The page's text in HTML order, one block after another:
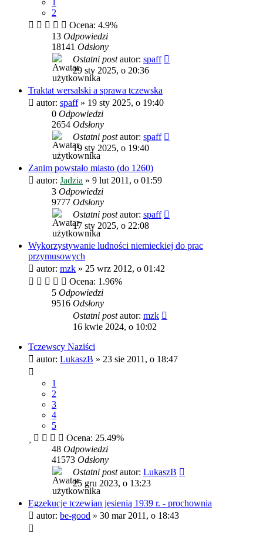
1
2
Ocena: 4.9%
13 Odpowiedzi
18141 Odsłony
Ostatni postautor: spaff
29 sty 2025, o 20:36
Traktat wersalski a sprawa tczewska
autor: spaff» 19 sty 2025, o 19:40
0 Odpowiedzi
2654 Odsłony
Ostatni postautor: spaff
19 sty 2025, o 19:40
Zanim powstało miasto (do 1260)
autor: Jadzia » 9 lut 2011, o 01:59
3 Odpowiedzi
9777 Odsłony
Ostatni postautor: spaff
17 sty 2025, o 22:08
Wykorzystywanie ludności niemieckiej do prac
przymusowych
autor: mzk » 25 wrz 2012, o 01:42
Ocena: 1.96%
5 Odpowiedzi
9516 Odsłony
Ostatni postautor: mzk
16 kwie 2024, o 10:02
Tczewscy Naziści
autor: LukaszB » 23 sie 2011, o 18:47
1
2
3
4
5
Ocena: 25.49%
48 Odpowiedzi
41573 Odsłony
Ostatni postautor: LukaszB
25 gru 2023, o 13:23
Egzekucje tczewian jesienią 1939 r. - prochownia
autor: be-good » 30 mar 2011, o 18:43